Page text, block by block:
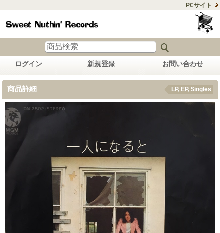
PCサイト
ログイン 新規登録 お問い合わせ
商品詳細 LP, EP, Singles